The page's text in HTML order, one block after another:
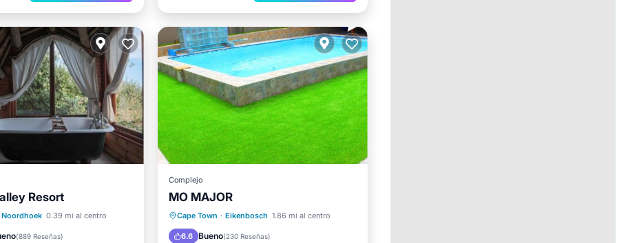
Resort
Noordhoek 0.39 mi al centro
(889 Reseñas)
mar
Desayuno
Piscina
Complejo
MO MAJOR
Cape Town · Eikenbosch 1.86 mi al centro
6.6 Bueno(230 Reseñas)
Aparcamiento
Piscina
Balcón/Terraza